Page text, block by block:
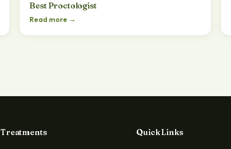
Best Proctologist
Read more →
Treatments Quick Links